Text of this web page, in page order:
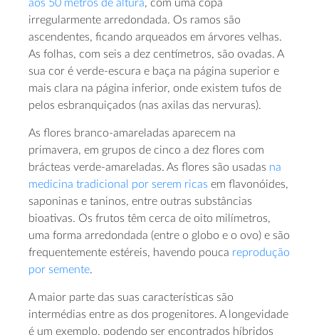
aos 50 metros de altura, com uma copa
irregularmente arredondada. Os ramos são
ascendentes, ficando arqueados em árvores velhas.
As folhas, com seis a dez centímetros, são ovadas. A
sua cor é verde-escura e baça na página superior e
mais clara na página inferior, onde existem tufos de
pelos esbranquiçados (nas axilas das nervuras).
As flores branco-amareladas aparecem na
primavera, em grupos de cinco a dez flores com
brácteas verde-amareladas. As flores são usadas na
medicina tradicional por serem ricas em flavonóides,
saponinas e taninos, entre outras substâncias
bioativas. Os frutos têm cerca de oito milímetros,
uma forma arredondada (entre o globo e o ovo) e são
frequentemente estéreis, havendo pouca reprodução
por semente.
A maior parte das suas características são
intermédias entre as dos progenitores. A longevidade
é um exemplo, podendo ser encontrados híbridos